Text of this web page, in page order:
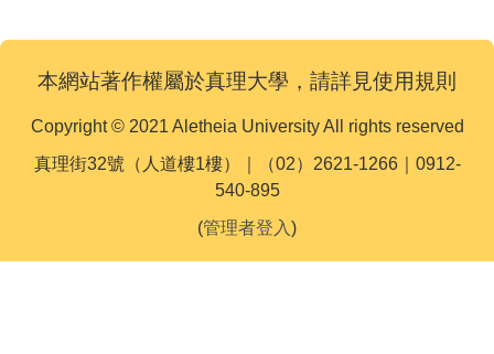
本網站著作權屬於真理大學，請詳見使用規則
Copyright © 2021 Aletheia University All rights reserved
真理街32號（人道樓1樓）｜（02）2621-1266｜0912-
540-895
(管理者登入)